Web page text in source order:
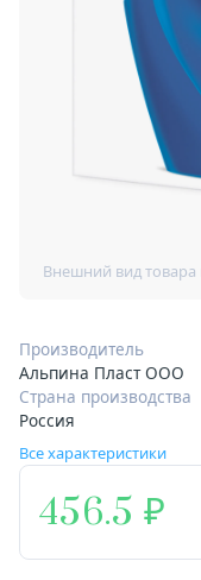
Производитель
Альпина Пласт ООО
Страна производства
Россия
Все характеристики
456.5